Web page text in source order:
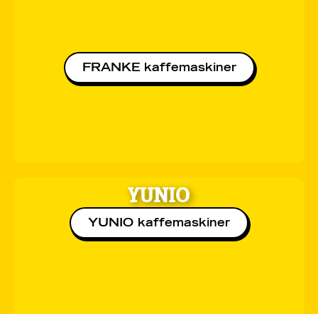
FRANKE kaffemaskiner
YUNIO
YUNIO kaffemaskiner